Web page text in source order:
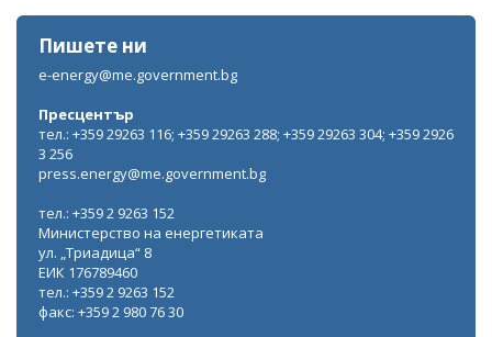
Пишете ни
e-energy@me.government.bg
Пресцентър
тел.: +359 29263 116; +359 29263 288; +359 29263 304; +359 2926
3 256
press.energy@me.government.bg
тел.: +359 2 9263 152
Министерство на енергетиката
ул. „Триадица“ 8
ЕИК 176789460
тел.: +359 2 9263 152
факс: +359 2 980 76 30